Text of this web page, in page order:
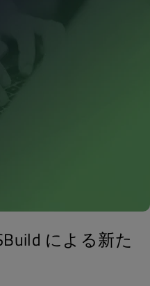
による新た